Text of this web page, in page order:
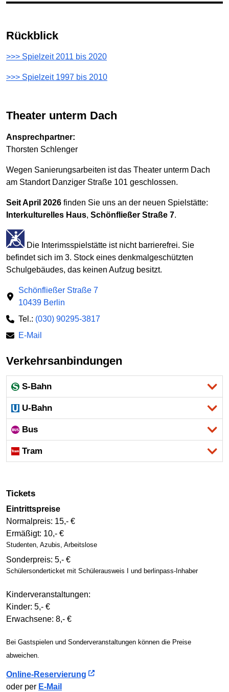
Rückblick
>>> Spielzeit 2011 bis 2020
>>> Spielzeit 1997 bis 2010
Theater unterm Dach
Ansprechpartner:
Thorsten Schlenger
Wegen Sanierungsarbeiten ist das Theater unterm Dach
am Standort Danziger Straße 101 geschlossen.
Seit April 2026 finden Sie uns an der neuen Spielstätte:
Interkulturelles Haus, Schönfließer Straße 7.
Die Interimsspielstätte ist nicht barrierefrei. Sie
befindet sich im 3. Stock eines denkmalgeschützten
Schulgebäudes, das keinen Aufzug besitzt.
Schönfließer Straße 7
10439 Berlin
Tel.: (030) 90295-3817
E-Mail
Verkehrsanbindungen
S-Bahn
U-Bahn
Bus
Tram
Tickets
Eintrittspreise
Normalpreis: 15,- €
Ermäßigt: 10,- €
Studenten, Azubis, Arbeitslose
Sonderpreis: 5,- €
Schüler­sonder­ticket mit Schüler­ausweis I und berlinpass-Inhaber
Kinderveranstaltungen:
Kinder: 5,- €
Erwachsene: 8,- €
Bei Gastspielen und Sonder­ver­an­stal­tun­gen können die Preise
abweichen.
Online-Reservierung
oder per E-Mail